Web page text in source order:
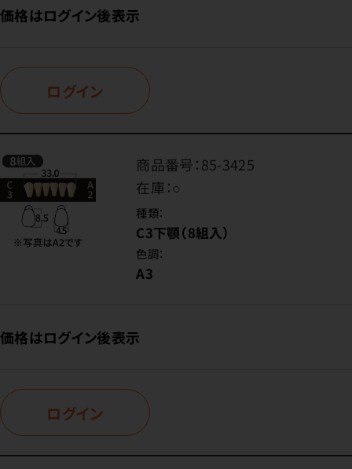
価格はログイン後表示
ログイン
商品番号：85-3425
在庫：○
種類：
C3下顎（8組入）
色調：
A3
価格はログイン後表示
ログイン